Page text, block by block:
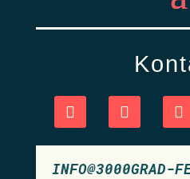
INFO@3000GRAD-